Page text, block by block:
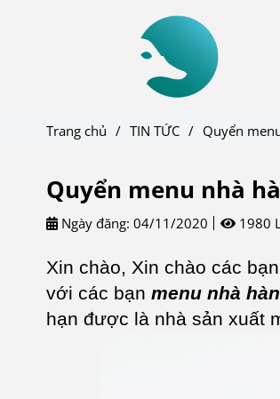
Trang chủ / TIN TỨC / Quyển
Quyển menu nhà
Ngày đăng: 04/11/2020 1980
Xin chào, Xin chào các
với các bạn menu nhà
hạn được là nhà sản xuất